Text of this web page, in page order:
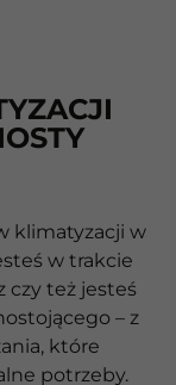
klimatyzacji w
w trakcie
czy też jesteś
– z
które
potrzeby.